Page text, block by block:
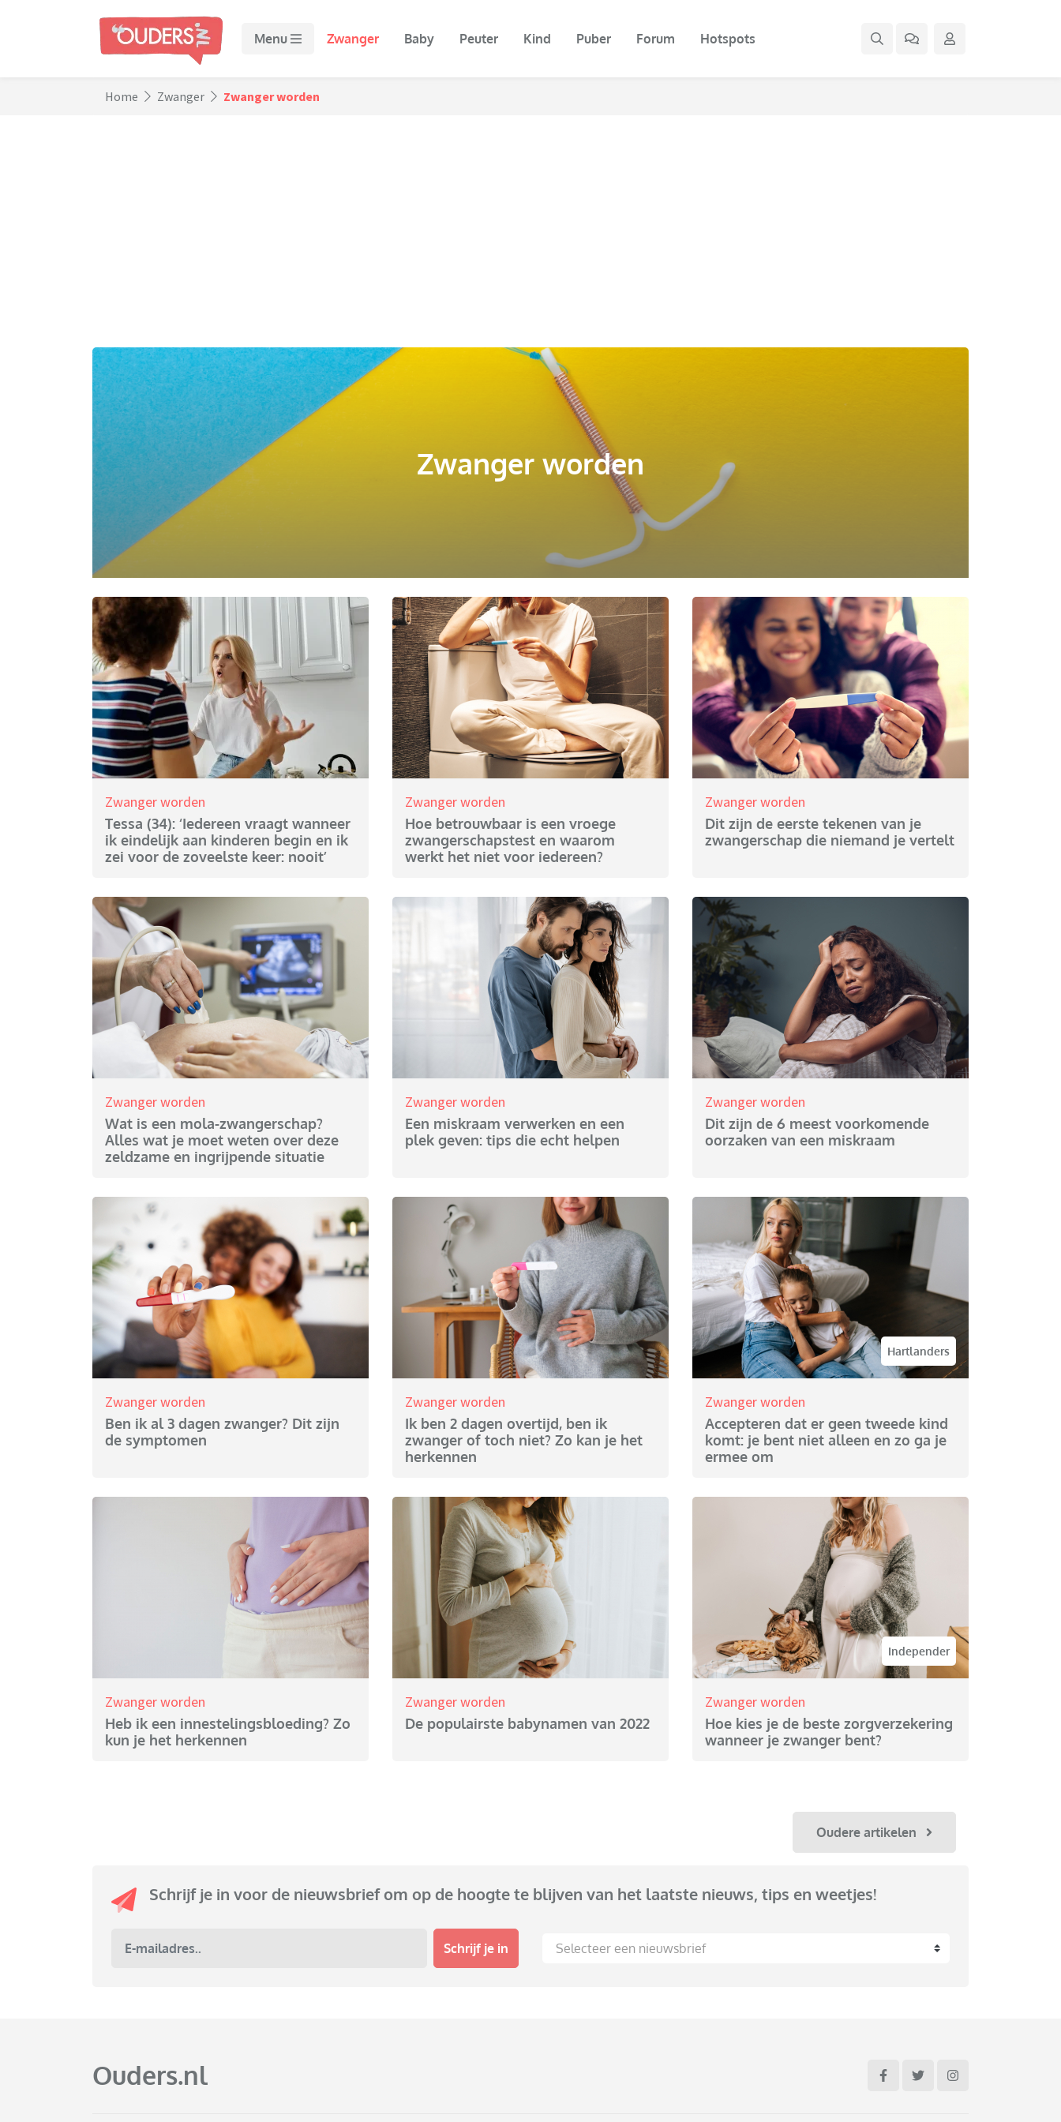
Menu Zwanger Baby Peuter Kind Puber Forum Hotspots
Home Zwanger Zwanger worden
Zwanger worden
Zwanger worden
Tessa (34): ‘Iedereen vraagt wanneer
ik eindelijk aan kinderen begin en ik
zei voor de zoveelste keer: nooit’
Zwanger worden
Hoe betrouwbaar is een vroege
zwangerschapstest en waarom
werkt het niet voor iedereen?
Zwanger worden
Dit zijn de eerste tekenen van je
zwangerschap die niemand je vertelt
Zwanger worden
Wat is een mola-zwangerschap?
Alles wat je moet weten over deze
zeldzame en ingrijpende situatie
Zwanger worden
Een miskraam verwerken en een
plek geven: tips die echt helpen
Zwanger worden
Dit zijn de 6 meest voorkomende
oorzaken van een miskraam
Zwanger worden
Ben ik al 3 dagen zwanger? Dit zijn
de symptomen
Zwanger worden
Ik ben 2 dagen overtijd, ben ik
zwanger of toch niet? Zo kan je het
herkennen
Hartlanders
Zwanger worden
Accepteren dat er geen tweede kind
komt: je bent niet alleen en zo ga je
ermee om
Zwanger worden
Heb ik een innestelingsbloeding? Zo
kun je het herkennen
Zwanger worden
De populairste babynamen van 2022
Independer
Zwanger worden
Hoe kies je de beste zorgverzekering
wanneer je zwanger bent?
Oudere artikelen
Schrijf je in voor de nieuwsbrief om op de hoogte te blijven van het laatste nieuws, tips en weetjes!
Schrijf je in Selecteer een nieuwsbrief
Ouders.nl